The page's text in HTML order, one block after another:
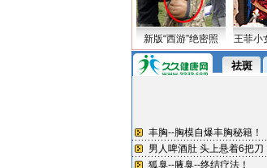
新版“西游”绝密照 王菲小